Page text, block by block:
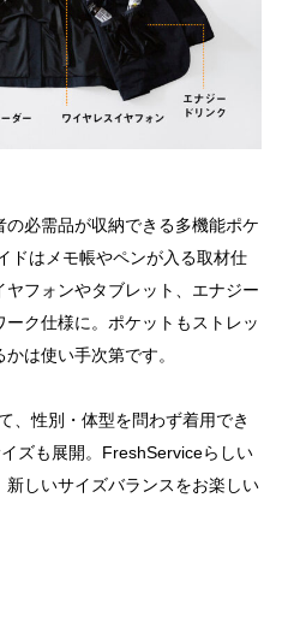
必需品が収納できる多機能ポケ
ドはメモ帳やペンが入る取材仕
フォンやタブレット、エナジー
ーク仕様に。ポケットもストレッ
は使い手次第です。
、性別・体型を問わず着用でき
ズも展開。FreshServiceらしい
しいサイズバランスをお楽しい